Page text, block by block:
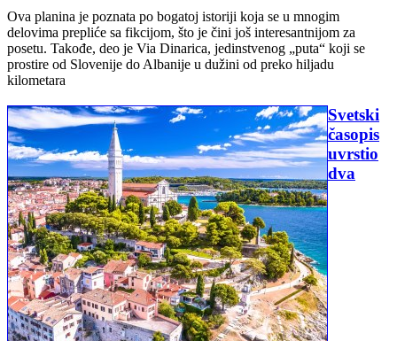
Ova planina je poznata po bogatoj istoriji koja se u mnogim
delovima prepliće sa fikcijom, što je čini još interesantnijom za
posetu. Takođe, deo je Via Dinarica, jedinstvenog „puta“ koji se
prostire od Slovenije do Albanije u dužini od preko hiljadu
kilometara
Svetski
časopis
uvrstio
dva